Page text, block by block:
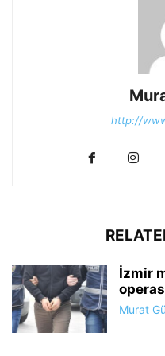
http://
İzmir
Murat